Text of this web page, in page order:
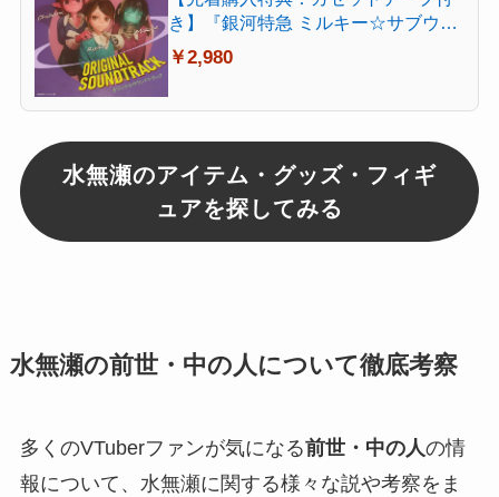
き】『銀河特急 ミルキー☆サブウェ
イ』 オリジナルサウンドトラック –
yuugen6、土井浩平、石黒峻平、水
無瀬ミナミ（CV.田村ゆかり）、
￥2,980
水無瀬のアイテム・グッズ・フィギ
ュアを探してみる
水無瀬の前世・中の人について徹底考察
多くのVTuberファンが気になる前世・中の人の情
報について、水無瀬に関する様々な説や考察をま